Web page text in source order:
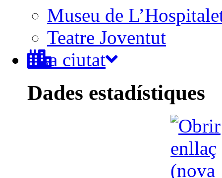
Museu de
Teatre Joventut
La ciutat
Dades estadístiques